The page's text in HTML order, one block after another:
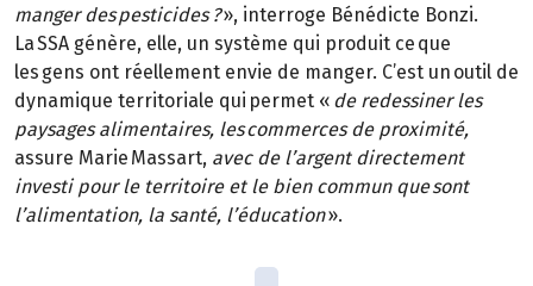
manger des pesticides ?», interroge Bénédicte Bonzi.
La SSA génère, elle, un système qui produit ce que
les gens ont réellement envie de manger. C’est un outil de
dynamique territoriale qui permet « de redessiner les
paysages alimentaires, les commerces de proximité,
assure Marie Massart, avec de l’argent directement
investi pour le territoire et le bien commun que sont
l’alimentation, la santé, l’éducation».